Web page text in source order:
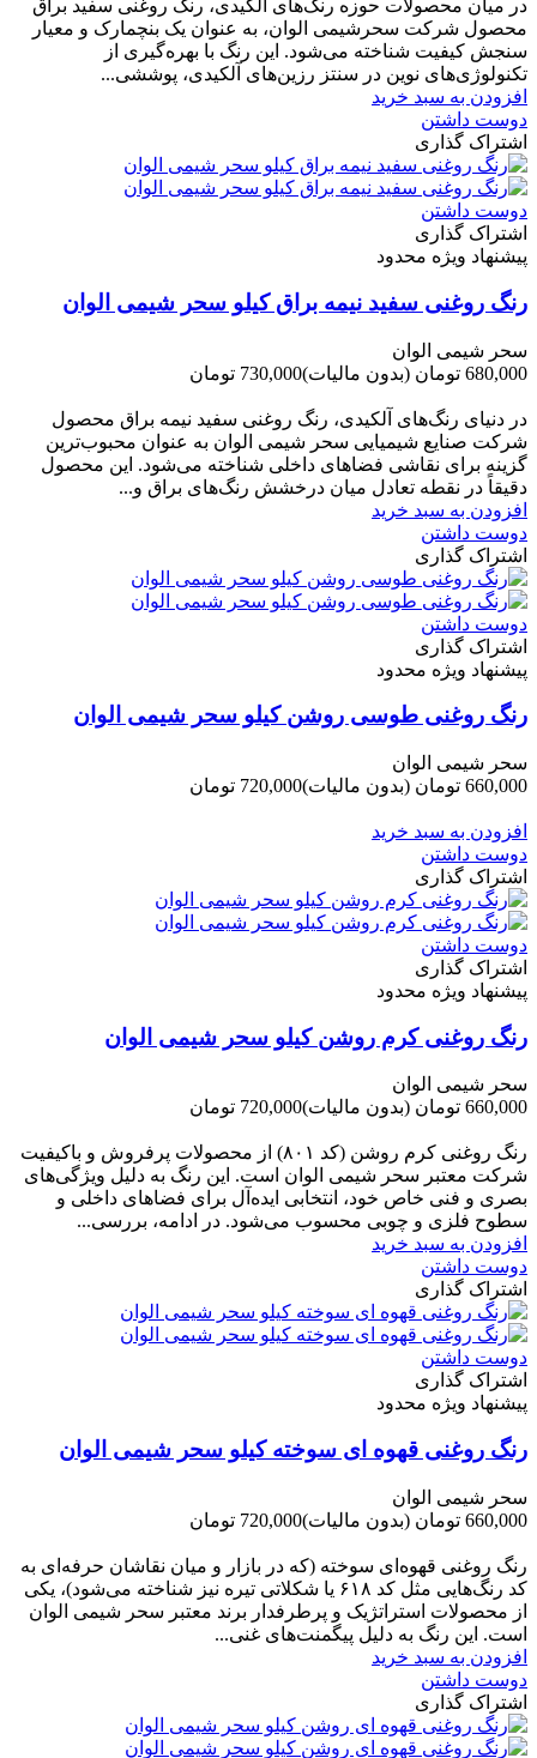
در میان محصولات حوزه رنگ‌های آلکیدی، رنگ روغنی سفید براق
محصول شرکت سحرشیمی الوان، به عنوان یک بنچمارک و معیار
سنجش کیفیت شناخته می‌شود. این رنگ با بهره‌گیری از
تکنولوژی‌های نوین در سنتز رزین‌های آلکیدی، پوششی...
افزودن به سبد خرید
دوست داشتن
اشتراک گذاری
دوست داشتن
اشتراک گذاری
پیشنهاد ویژه محدود
رنگ روغنی سفید نیمه براق کیلو سحر شیمی الوان
سحر شیمی الوان
680,000 تومان
(بدون مالیات)730,000 تومان
در دنیای رنگ‌های آلکیدی، رنگ روغنی سفید نیمه براق محصول
شرکت صنایع شیمیایی سحر شیمی الوان به عنوان محبوب‌ترین
گزینه برای نقاشی فضاهای داخلی شناخته می‌شود. این محصول
دقیقاً در نقطه تعادل میان درخشش رنگ‌های براق و...
افزودن به سبد خرید
دوست داشتن
اشتراک گذاری
دوست داشتن
اشتراک گذاری
پیشنهاد ویژه محدود
رنگ روغنی طوسی روشن کیلو سحر شیمی الوان
سحر شیمی الوان
660,000 تومان
(بدون مالیات)720,000 تومان
افزودن به سبد خرید
دوست داشتن
اشتراک گذاری
دوست داشتن
اشتراک گذاری
پیشنهاد ویژه محدود
رنگ روغنی کرم روشن کیلو سحر شیمی الوان
سحر شیمی الوان
660,000 تومان
(بدون مالیات)720,000 تومان
رنگ روغنی کرم روشن (کد ۸۰۱) از محصولات پرفروش و باکیفیت
شرکت‌ معتبر سحر شیمی الوان است. این رنگ به دلیل ویژگی‌های
بصری و فنی خاص خود، انتخابی ایده‌آل برای فضاهای داخلی و
سطوح فلزی و چوبی محسوب می‌شود. در ادامه، بررسی...
افزودن به سبد خرید
دوست داشتن
اشتراک گذاری
دوست داشتن
اشتراک گذاری
پیشنهاد ویژه محدود
رنگ روغنی قهوه ای سوخته کیلو سحر شیمی الوان
سحر شیمی الوان
660,000 تومان
(بدون مالیات)720,000 تومان
رنگ روغنی قهوه‌ای سوخته (که در بازار و میان نقاشان حرفه‌ای به
کد رنگ‌هایی مثل کد ۶۱۸ یا شکلاتی تیره نیز شناخته می‌شود)، یکی
از محصولات استراتژیک و پرطرفدار برند معتبر سحر شیمی الوان
است. این رنگ به دلیل پیگمنت‌های غنی...
افزودن به سبد خرید
دوست داشتن
اشتراک گذاری